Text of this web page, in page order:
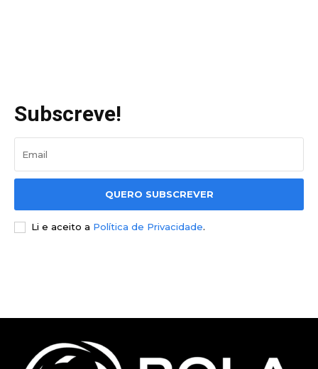
Subscreve!
QUERO SUBSCREVER
Li e aceito a Política de Privacidade.